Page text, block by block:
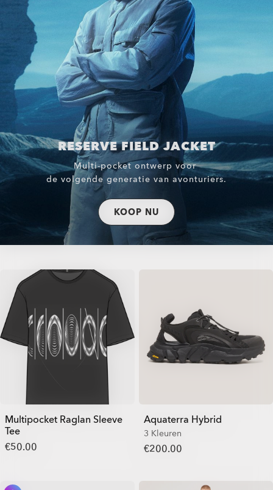
Multipocket Raglan Sleeve
Tee
€50.00
Aquaterra Hybrid
3 Kleuren
€200.00
RESERVE FIELD JACKET
Multi-pocket ontwerp voor
de volgende generatie van avonturiers.
KOOP NU